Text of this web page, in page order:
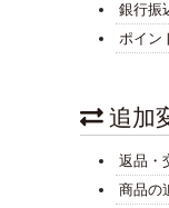
銀行振
ポイン
追加
返品・
商品の